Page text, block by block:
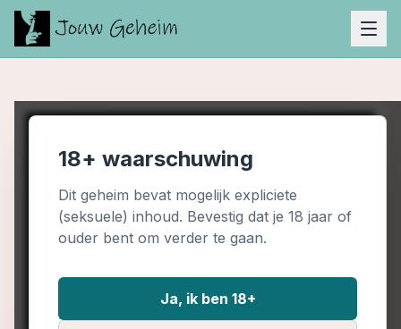
18+ waarschuwing
Dit geheim bevat mogelijk expliciete
(seksuele) inhoud. Bevestig dat je 18 jaar of
ouder bent om verder te gaan.
Ja, ik ben 18+